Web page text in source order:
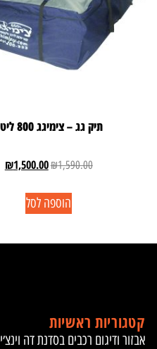
תיק גג – צימיגג 800 ליטר
₪1,590.00
₪1,500.00
הוספה לסל
קטגוריות ראשיות
אבזור ודיגום רכבים בסדנת דה וינצ׳י